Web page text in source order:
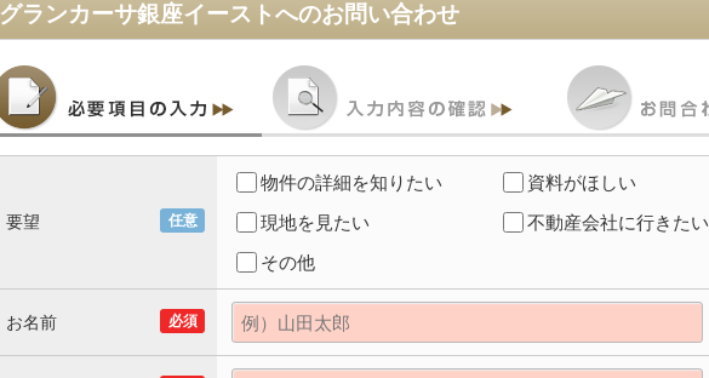
グランカーサ銀座イーストへのお問い合わせ
任意
要望
物件の詳細を知りたい
資料がほしい
現地を見たい
不動産会社に行きたい
その他
必須
お名前